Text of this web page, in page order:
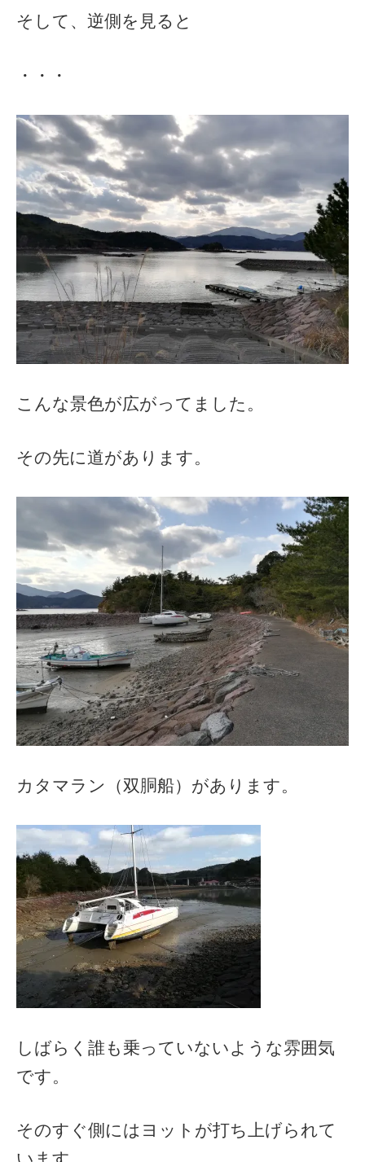
そして、逆側を見ると
・・・
こんな景色が広がってました。
その先に道があります。
カタマラン（双胴船）があります。
しばらく誰も乗っていないような雰囲気
です。
そのすぐ側にはヨットが打ち上げられて
います。